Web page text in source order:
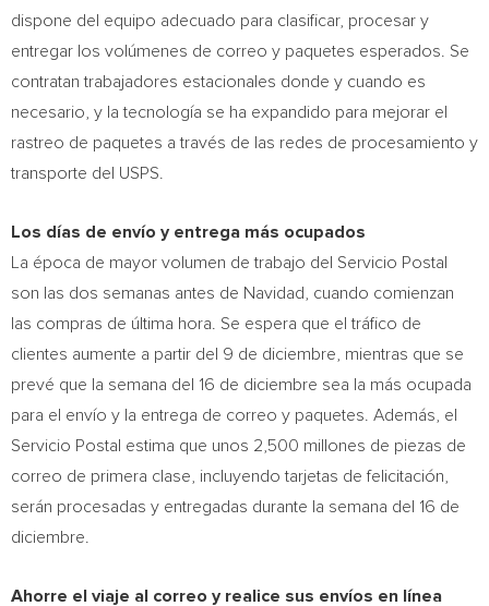
dispone del equipo adecuado para clasificar, procesar y
entregar los volúmenes de correo y paquetes esperados. Se
contratan trabajadores estacionales donde y cuando es
necesario, y la tecnología se ha expandido para mejorar el
rastreo de paquetes a través de las redes de procesamiento y
transporte del USPS.
Los días de envío y entrega más ocupados
La época de mayor volumen de trabajo del Servicio Postal
son las dos semanas antes de Navidad, cuando comienzan
las compras de última hora. Se espera que el tráfico de
clientes aumente a partir del 9 de diciembre, mientras que se
prevé que la semana del 16 de diciembre sea la más ocupada
para el envío y la entrega de correo y paquetes. Además, el
Servicio Postal estima que unos 2,500 millones de piezas de
correo de primera clase, incluyendo tarjetas de felicitación,
serán procesadas y entregadas durante la semana del 16 de
diciembre.
Ahorre el viaje al correo y realice sus envíos en línea